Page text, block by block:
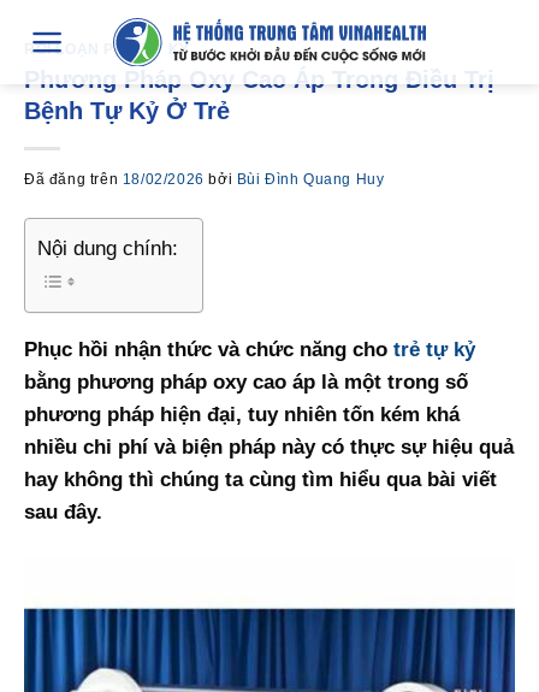
nội
dung
RỐI LOẠN PHỔ TỰ KỶ
Phương Pháp Oxy Cao Áp Trong Điều Trị
Bệnh Tự Kỷ Ở Trẻ
Đã đăng trên 18/02/2026 bởi Bùi Đình Quang Huy
Nội dung chính:
Phục hồi nhận thức và chức năng cho trẻ tự kỷ
bằng phương pháp oxy cao áp là một trong số
phương pháp hiện đại, tuy nhiên tốn kém khá
nhiều chi phí và biện pháp này có thực sự hiệu quả
hay không thì chúng ta cùng tìm hiểu qua bài viết
sau đây.